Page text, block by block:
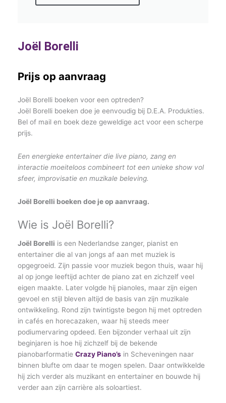
Joël Borelli
Prijs op aanvraag
Joël Borelli boeken voor een optreden?
Joël Borelli boeken doe je eenvoudig bij D.E.A. Produkties.
Bel of mail en boek deze geweldige act voor een scherpe
prijs.
Een energieke entertainer die live piano, zang en
interactie moeiteloos combineert tot een unieke show vol
sfeer, improvisatie en muzikale beleving.
Joël Borelli boeken doe je op aanvraag.
Wie is Joël Borelli?
Joël Borelli is een Nederlandse zanger, pianist en
entertainer die al van jongs af aan met muziek is
opgegroeid. Zijn passie voor muziek begon thuis, waar hij
al op jonge leeftijd achter de piano zat en zichzelf veel
eigen maakte. Later volgde hij pianoles, maar zijn eigen
gevoel en stijl bleven altijd de basis van zijn muzikale
ontwikkeling. Rond zijn twintigste begon hij met optreden
in cafés en horecazaken, waar hij steeds meer
podiumervaring opdeed. Een bijzonder verhaal uit zijn
beginjaren is hoe hij zichzelf bij de bekende
pianobarformatie Crazy Piano’s in Scheveningen naar
binnen blufte om daar te mogen spelen. Daar ontwikkelde
hij zich verder als muzikant en entertainer en bouwde hij
verder aan zijn carrière als soloartiest.